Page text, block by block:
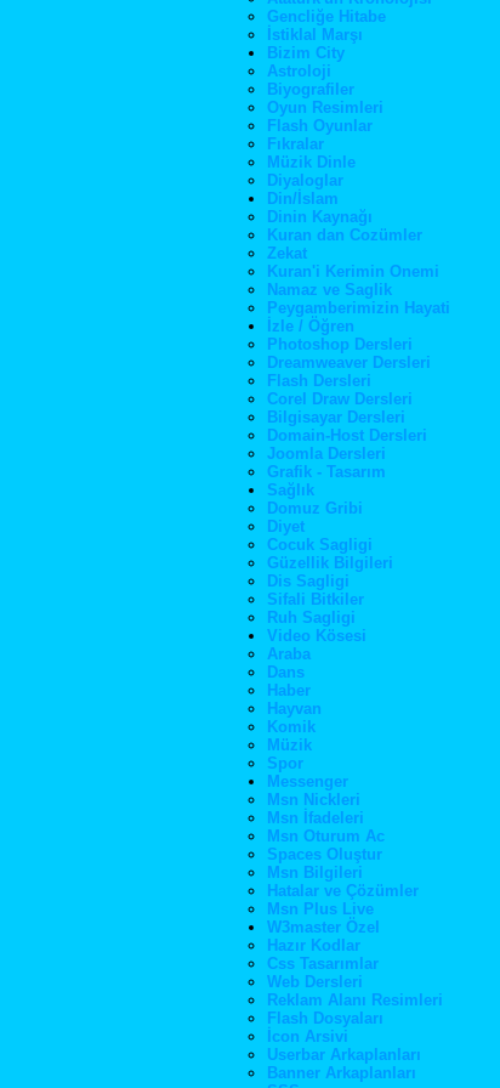
Gencliğe Hitabe
İstiklal Marşı
Bizim City
Astroloji
Biyografiler
Oyun Resimleri
Flash Oyunlar
Fıkralar
Müzik Dinle
Diyaloglar
Din/İslam
Dinin Kaynağı
Kuran dan Cozümler
Zekat
Kuran'i Kerimin Onemi
Namaz ve Saglik
Peygamberimizin Hayati
İzle / Öğren
Photoshop Dersleri
Dreamweaver Dersleri
Flash Dersleri
Corel Draw Dersleri
Bilgisayar Dersleri
Domain-Host Dersleri
Joomla Dersleri
Grafik - Tasarım
Sağlık
Domuz Gribi
Diyet
Cocuk Sagligi
Güzellik Bilgileri
Dis Sagligi
Sifali Bitkiler
Ruh Sagligi
Video Kösesi
Araba
Dans
Haber
Hayvan
Komik
Müzik
Spor
Messenger
Msn Nickleri
Msn İfadeleri
Msn Oturum Ac
Spaces Oluştur
Msn Bilgileri
Hatalar ve Çözümler
Msn Plus Live
W3master Özel
Hazır Kodlar
Css Tasarımlar
Web Dersleri
Reklam Alanı Resimleri
Flash Dosyaları
İcon Arsivi
Userbar Arkaplanları
Banner Arkaplanları